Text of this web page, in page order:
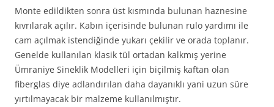
Monte edildikten sonra üst kısmında bulunan haznesine
kıvrılarak açılır. Kabın içerisinde bulunan rulo yardımı ile
cam açılmak istendiğinde yukarı çekilir ve orada toplanır.
Genelde kullanılan klasik tül ortadan kalkmış yerine
Ümraniye Sineklik Modelleri için biçilmiş kaftan olan
fiberglas diye adlandırılan daha dayanıklı yani uzun süre
yırtılmayacak bir malzeme kullanılmıştır.